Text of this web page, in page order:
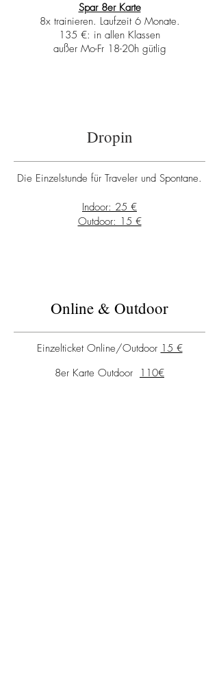
Spar 8er Karte
8x trainieren. Laufzeit 6 Monate.
135 €: in allen Klassen
außer Mo-Fr 18-20h gütlig
Dropin
Die Einzelstunde für Traveler und Spontane.
Indoor: 25 €
Outdoor: 15 €
Online & Outdoor
Einzelticket Online/Outdoor 15 €
8er Karte Outdoor
110€